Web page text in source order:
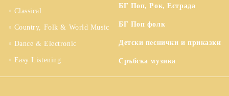
Classical
Country, Folk & World Music
Dance & Electronic
Easy Listening
БГ Поп, Рок, Естрада
БГ Поп фолк
Детски песнички и приказки
Сръбска музика